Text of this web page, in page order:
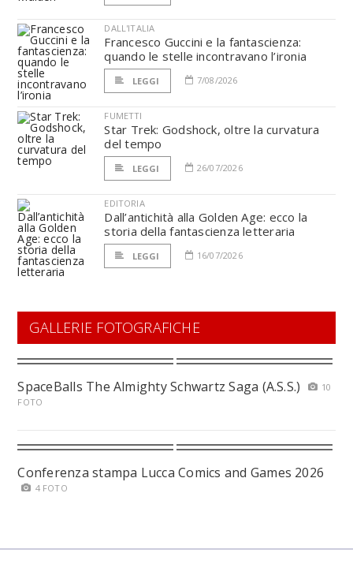
DALL'ITALIA
Francesco Guccini e la fantascienza:
quando le stelle incontravano l’ironia
LEGGI 7/08/2026
FUMETTI
Star Trek: Godshock, oltre la curvatura
del tempo
LEGGI 26/07/2026
EDITORIA
Dall’antichità alla Golden Age: ecco la
storia della fantascienza letteraria
LEGGI 16/07/2026
GALLERIE FOTOGRAFICHE
SpaceBalls The Almighty Schwartz Saga (A.S.S.)
10
FOTO
Conferenza stampa Lucca Comics and Games 2026
4 FOTO